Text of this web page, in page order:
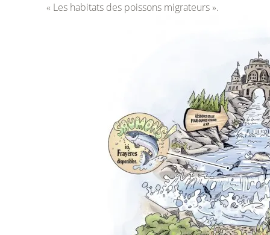
« Les habitats des poissons migrateurs ».